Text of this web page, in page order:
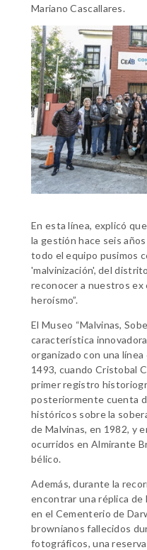
Mariano Cascallares.
En esta línea, explicó
la gestión hace seis
todo el equipo pusimos
'malvinización', del
reconocer a nuestros
heroísmo”.
El Museo “Malvinas,
característica
organizado con una
1493, cuando Cristobal
primer registro
posteriormente cuenta
históricos sobre la
de Malvinas, en 1982, y
ocurridos en Almirante
bélico.
Además, durante la
encontrar una réplica de
en el Cementerio de
brownianos fallecidos
fotográficos, una